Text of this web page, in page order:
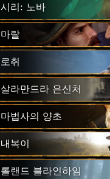
시리: 노바
마랄
로취
살라만드라 은신처
마법사의 양초
내복이
롤랜드 블라인하임